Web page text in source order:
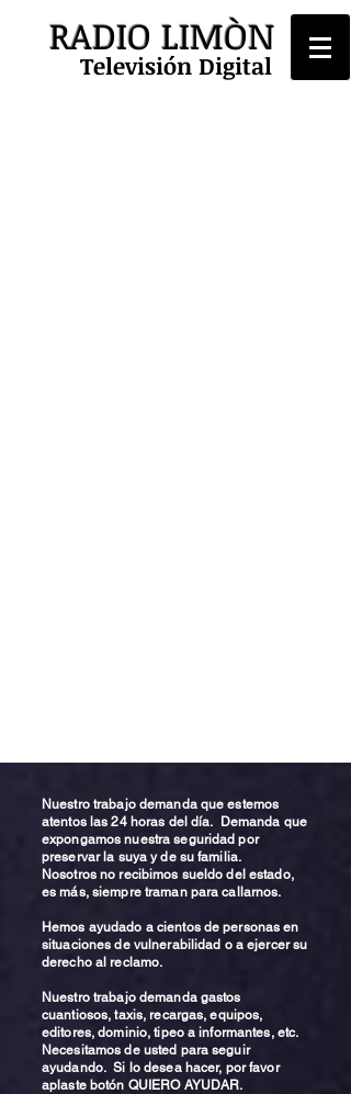
RADIO LIMÒN
Televisión Digital
Nuestro trabajo demanda que estemos
atentos las 24 horas del día. Demanda que
expongamos nuestra seguridad por
preservar la suya y de su familia.
Nosotros no recibimos sueldo del estado,
es más, siempre traman para callarnos.
Hemos ayudado a cientos de personas en
situaciones de vulnerabilidad o a ejercer su
derecho al reclamo.
Nuestro trabajo demanda gastos
cuantiosos, taxis, recargas, equipos,
editores, dominio, tipeo a informantes, etc.
Necesitamos de usted para seguir
ayudando. Si lo desea hacer, por favor
aplaste botón QUIERO AYUDAR.